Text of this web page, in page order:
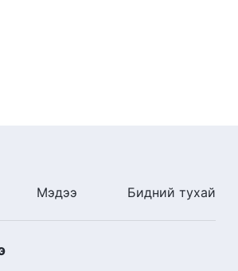
Мэдээ Бидний тухай